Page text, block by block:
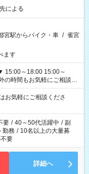
による
宮駅からバイク・車 / 雀宮
ます
気軽にご相談くださ
要 / 40～50代活躍中 / 副
勤務 / 10名以上の大量募
要
詳細へ